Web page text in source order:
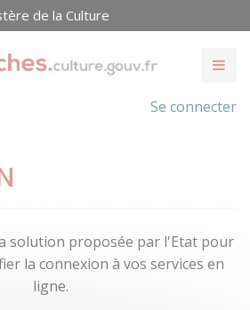
de la Culture
Se connecter
solution proposée par l'Etat pour
la connexion à vos services en
ligne.